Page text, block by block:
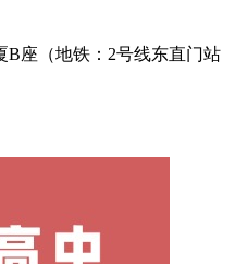
B座（地铁：2号线东直门站